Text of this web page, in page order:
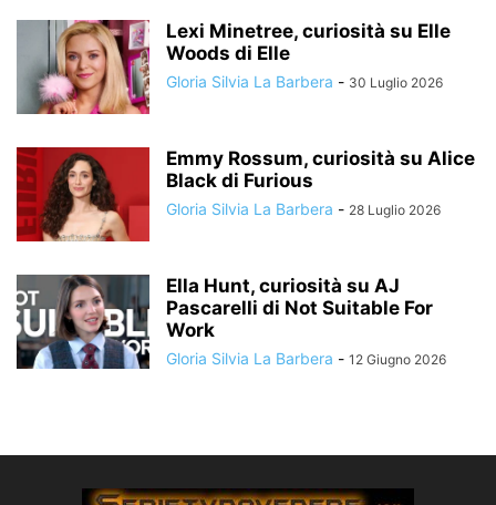
Lexi Minetree, curiosità su Elle
Woods di Elle
Gloria Silvia La Barbera - 30 Luglio 2026
Emmy Rossum, curiosità su Alice
Black di Furious
Gloria Silvia La Barbera - 28 Luglio 2026
Ella Hunt, curiosità su AJ
Pascarelli di Not Suitable For
Work
Gloria Silvia La Barbera - 12 Giugno 2026